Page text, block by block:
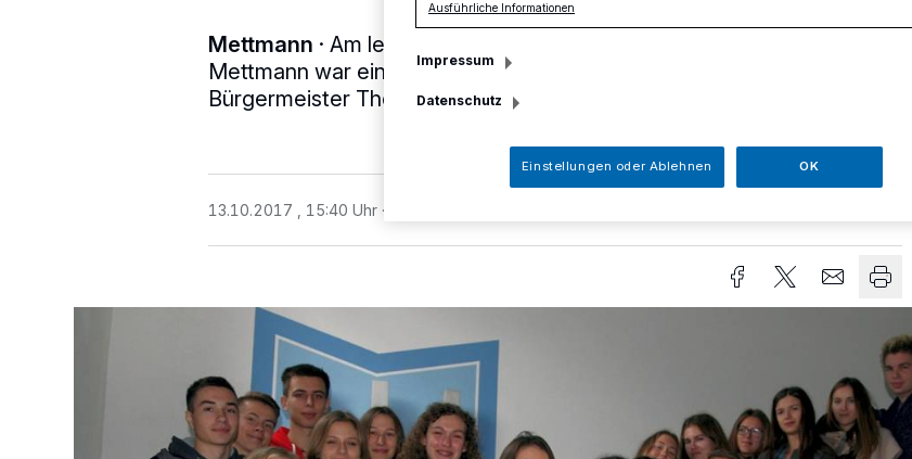
Mettmann · Am letzten Tag ihres einwöchigen Aufenthalts in
Mettmann war eine Schülergruppe aus dem polnischen Lublin bei
Bürgermeister Thomas Dinkelmann im Rathaus zu Gast.
13.10.2017 , 15:40 Uhr
Ausführliche Informationen
Impressum
Datenschutz
Einstellungen oder Ablehnen OK